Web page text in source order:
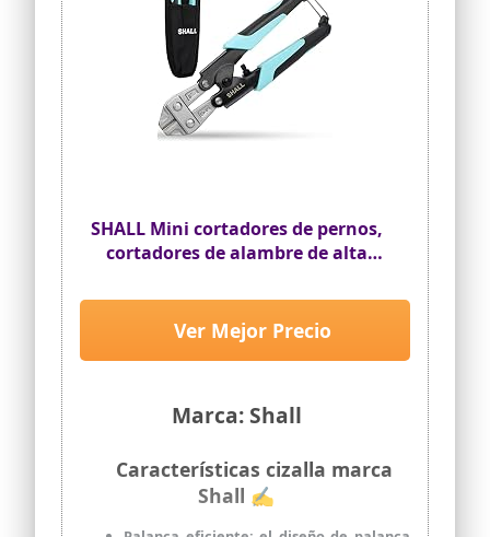
SHALL Mini cortadores de pernos,
cortadores de alambre de alta
bloqueo de seguridad, palanca
más eficiente con apertura
ajustable, riñonera incluida
Marca: Shall
Ver Mejor Precio
Características cizalla marca
Shall ✍